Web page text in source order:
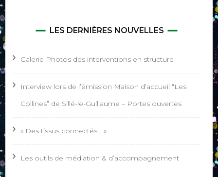
LES DERNIÈRES NOUVELLES
Galerie Photos des interventions en structure
Interview lors de l’émission Maison d’accueil “Les
Collines” de Sillé-le-Guillaume – Portes ouvertes
« Des tissus connectés… »
Les outils de médiation & d’accompagnement